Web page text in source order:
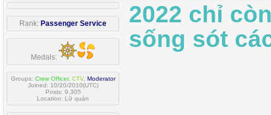
Rank: Passenger Service
Medals:
Groups: Crew Officer, CTV, Moderator
Joined: 10/20/2010(UTC)
Posts: 9,305
Location: Lữ quán
2022 chỉ
sống sót